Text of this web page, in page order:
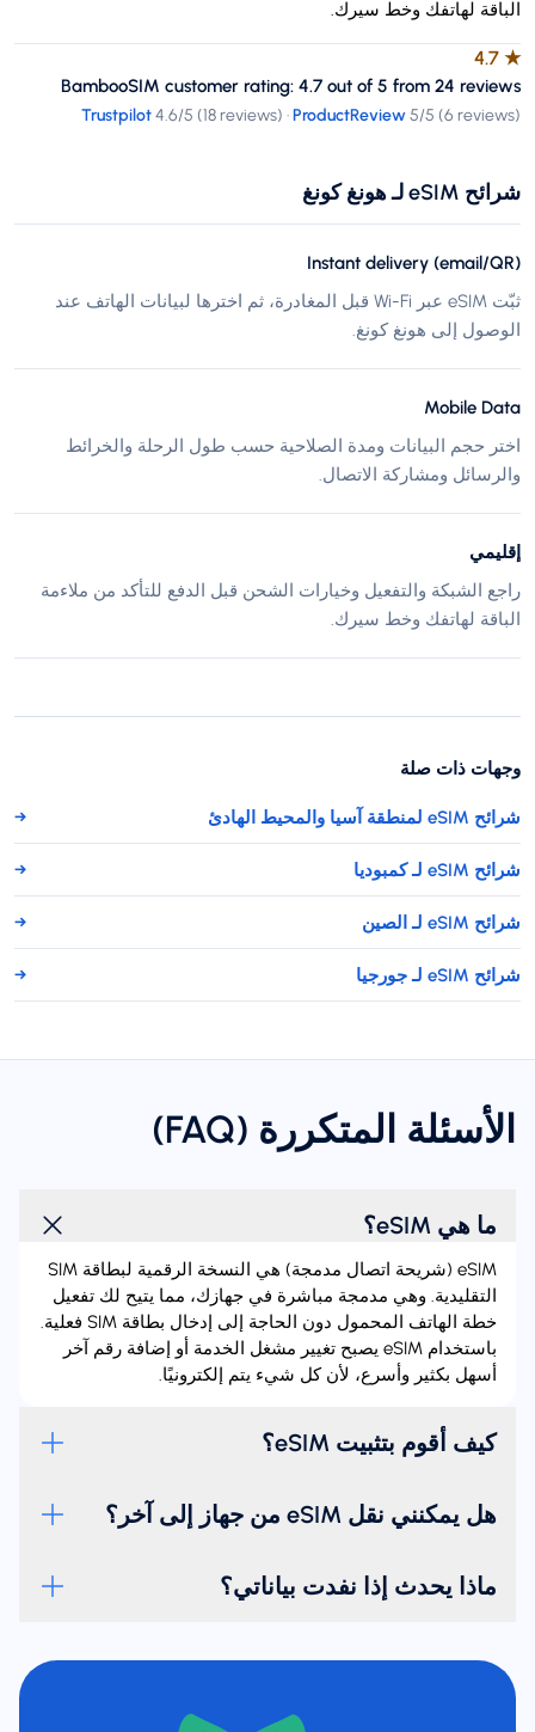
الباقة لهاتفك وخط سيرك.
★
4.7
BambooSIM customer rating: 4.7 out of 5 from 24 reviews
Trustpilot4.6/5 (18 reviews) ·ProductReview5/5 (6 reviews)
شرائح eSIM لـ هونغ كونغ
Instant delivery (email/QR)
ثبّت eSIM عبر Wi-Fi قبل المغادرة، ثم اخترها لبيانات الهاتف عند
الوصول إلى هونغ كونغ.
Mobile Data
اختر حجم البيانات ومدة الصلاحية حسب طول الرحلة والخرائط
والرسائل ومشاركة الاتصال.
إقليمي
راجع الشبكة والتفعيل وخيارات الشحن قبل الدفع للتأكد من ملاءمة
الباقة لهاتفك وخط سيرك.
وجهات ذات صلة
شرائح eSIM لمنطقة آسيا والمحيط الهادئ →
شرائح eSIM لـ كمبوديا →
شرائح eSIM لـ الصين →
شرائح eSIM لـ جورجيا →
الأسئلة المتكررة (FAQ)
ما هي eSIM؟
‏eSIM (شريحة اتصال مدمجة) هي النسخة الرقمية لبطاقة SIM
التقليدية. وهي مدمجة مباشرة في جهازك، مما يتيح لك تفعيل
خطة الهاتف المحمول دون الحاجة إلى إدخال بطاقة SIM فعلية.
باستخدام eSIM يصبح تغيير مشغل الخدمة أو إضافة رقم آخر
أسهل بكثير وأسرع، لأن كل شيء يتم إلكترونيًا.
كيف أقوم بتثبيت eSIM؟
هل يمكنني نقل eSIM من جهاز إلى آخر؟
ماذا يحدث إذا نفدت بياناتي؟